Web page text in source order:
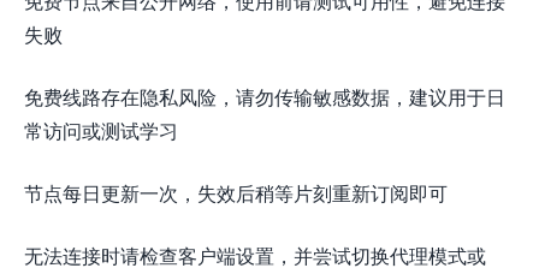
失败
免费线路存在隐私风险，请勿传输敏感数据，建议用于日
常访问或测试学习
节点每日更新一次，失效后稍等片刻重新订阅即可
无法连接时请检查客户端设置，并尝试切换代理模式或